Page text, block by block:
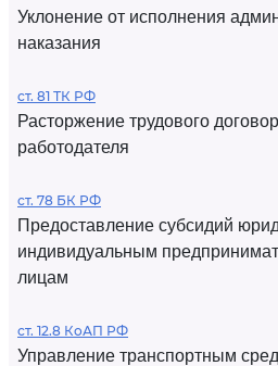
Уклонение от исполнения
наказания
ст. 81 ТК РФ
Расторжение трудового
работодателя
ст. 78 БК РФ
Предоставление субсидий
индивидуальным
лицам
ст. 12.8 КоАП РФ
Управление транспортным